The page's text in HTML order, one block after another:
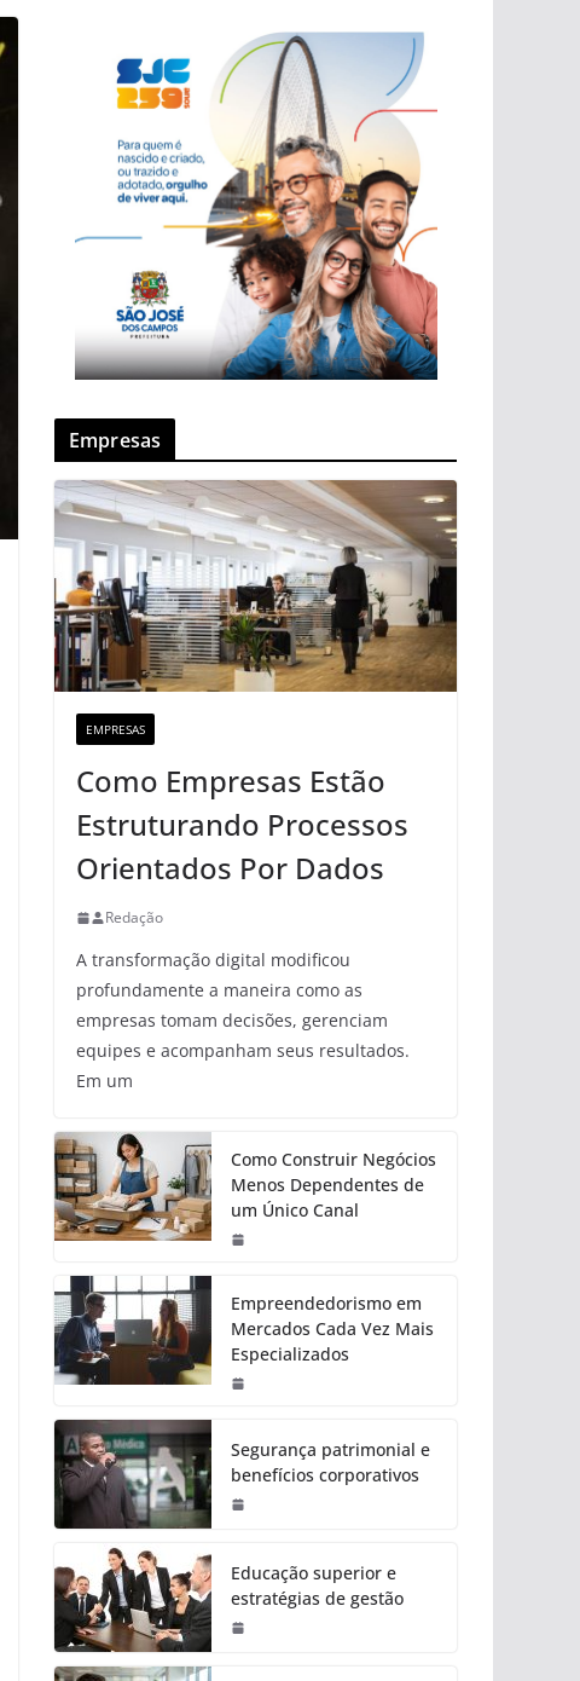
Empresas
EMPRESAS
Como Empresas Estão
Estruturando Processos
Orientados Por Dados
Redação
A transformação digital modificou
profundamente a maneira como as
empresas tomam decisões, gerenciam
equipes e acompanham seus resultados.
Em um
Como Construir Negócios
Menos Dependentes de
um Único Canal
Empreendedorismo em
Mercados Cada Vez Mais
Especializados
Segurança patrimonial e
benefícios corporativos
Educação superior e
estratégias de gestão